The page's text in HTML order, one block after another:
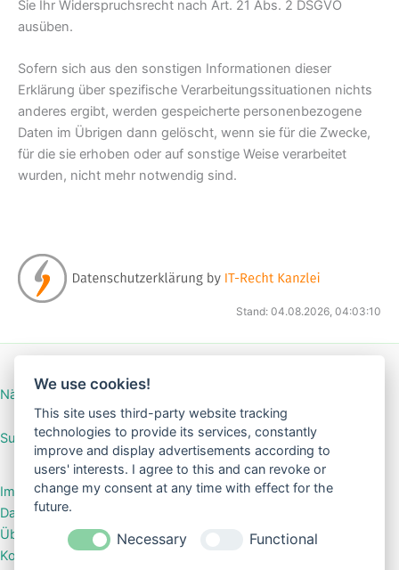
Sie Ihr Widerspruchsrecht nach Art. 21 Abs. 2 DSGVO
ausüben.
Sofern sich aus den sonstigen Informationen dieser
Erklärung über spezifische Verarbeitungssituationen nichts
anderes ergibt, werden gespeicherte personenbezogene
Daten im Übrigen dann gelöscht, wenn sie für die Zwecke,
für die sie erhoben oder auf sonstige Weise verarbeitet
wurden, nicht mehr notwendig sind.
Stand: 04.08.2026, 04:03:10
Nähanleitung Mini-Börse
SuGar Design Shop
Impressum
Datenschutzerklärung
Über mich
Kontakt
We use cookies!
This site uses third-party website tracking
technologies to provide its services, constantly
improve and display advertisements according to
users' interests. I agree to this and can revoke or
change my consent at any time with effect for the
future.
Necessary Functional